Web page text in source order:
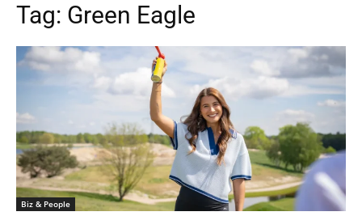
Tag: Green Eagle
Biz & People